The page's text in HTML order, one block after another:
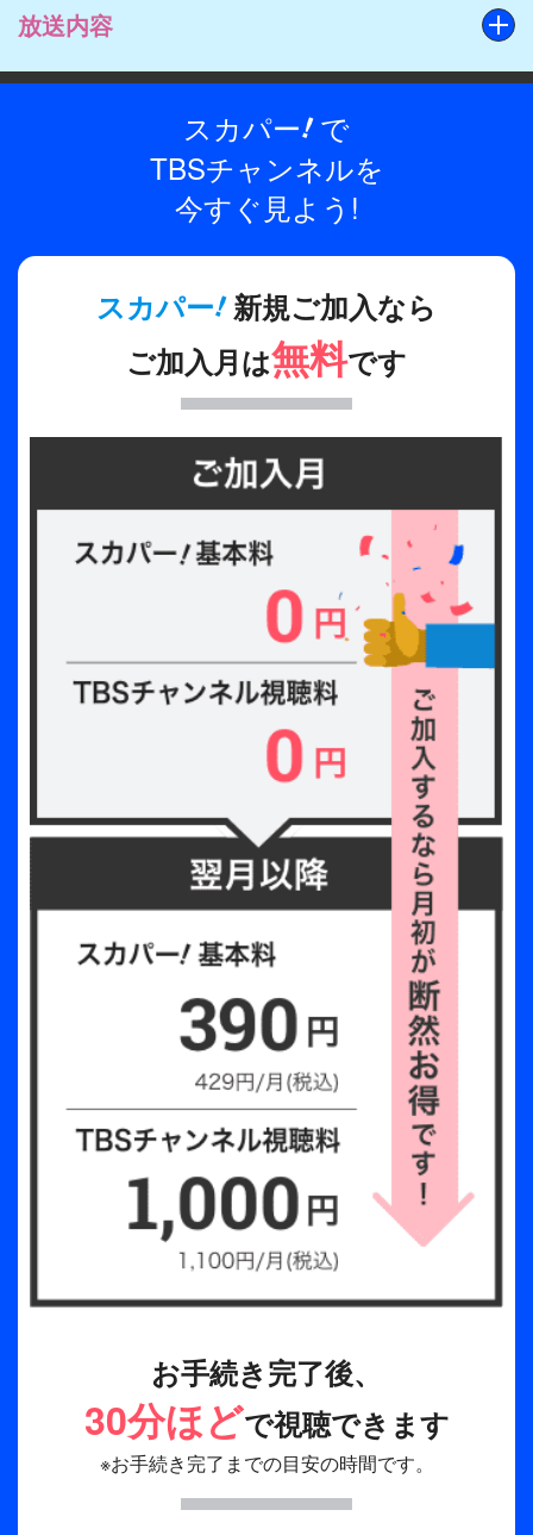
出演
BTS
イ・サンホ
放送内容
スカパー!で
TBSチャンネルを
今すぐ見よう!
スカパー!新規ご加入なら
ご加入月は無料です
お手続き完了後、
30分ほどで視聴できます
※お手続き完了までの目安の時間です。